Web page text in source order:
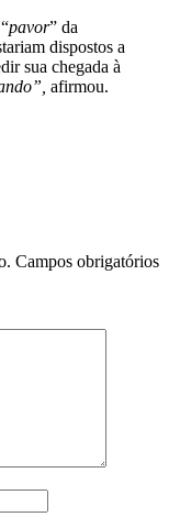
pavor” da
dispostos a
sua chegada à
afirmou.
Campos obrigatórios